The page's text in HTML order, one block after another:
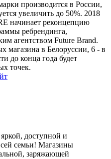
производится в России,
увеличить до 50%. 2018
начинает реконцепцию
ребрендинга,
агентством Future Brand.
магазина в Белоруссии, 6 - в
до конца года будет
точек.
доступной и
семьи! Магазины
заряжающей